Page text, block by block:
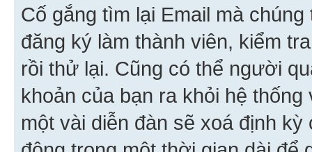
Cố gắng tìm lại Email mà
đăng ký làm thành viên, kiểm
rồi thử lại. Cũng có thể người
khoản của bạn ra khỏi hệ
một vài diễn đàn sẽ xoá định